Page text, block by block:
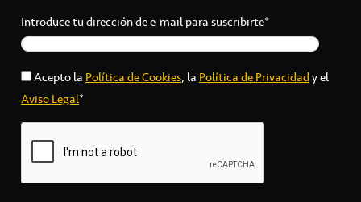
Introduce tu dirección de e-mail para suscribirte*
Acepto laPolítica de Cookies, laPolítica de Privacidady el
Aviso Legal*